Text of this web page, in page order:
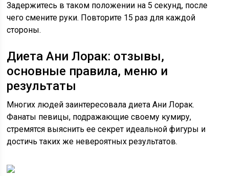
Задержитесь в таком положении на 5 секунд, после
чего смените руки. Повторите 15 раз для каждой
стороны.
Диета Ани Лорак: отзывы,
основные правила, меню и
результаты
Многих людей заинтересовала диета Ани Лорак.
Фанаты певицы, подражающие своему кумиру,
стремятся выяснить ее секрет идеальной фигуры и
достичь таких же невероятных результатов.